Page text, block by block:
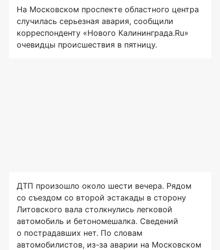
На Московском проспекте областного центра
случилась серьезная авария, сообщили
корреспонденту «Нового Калининграда.Ru»
очевидцы происшествия в пятницу.
ДТП произошло около шести вечера. Рядом
со съездом со второй эстакады в сторону
Литовского вала столкнулись легковой
автомобиль и бетономешалка. Сведений
о пострадавших нет. По словам
автомобилистов, из-за аварии на Московском